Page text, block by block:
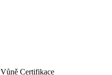
Vůně Certifikace